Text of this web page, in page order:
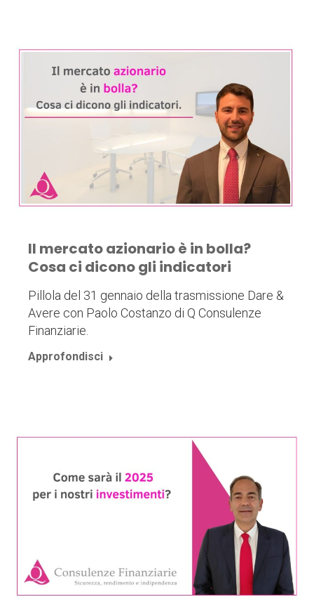
Il mercato azionario è in bolla?
Cosa ci dicono gli indicatori
Pillola del 31 gennaio della trasmissione Dare &
Avere con Paolo Costanzo di Q Consulenze
Finanziarie.
Approfondisci